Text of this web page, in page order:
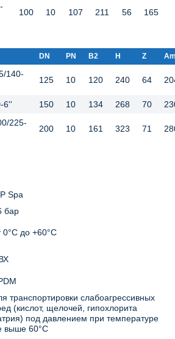
100 10 107 211 56 165
DN PN B2 H Z
140-
125 10 120 240 64
6'' 150 10 134 268 70
225-
200 10 161 323 71
Spa
бар
0°С до +60°С
транспортировки слабоагрессивных
(кислот, щелочей, гипохлорита
под давлением при температуре
выше 60°С